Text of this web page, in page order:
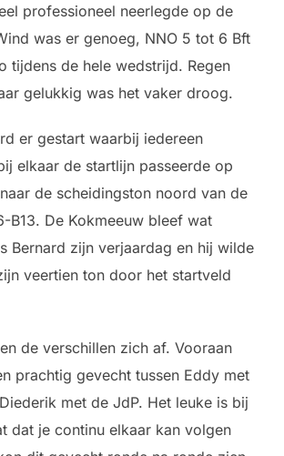
professioneel neerlegde op de
was er genoeg, NNO 5 tot 6 Bft
tijdens de hele wedstrijd. Regen
gelukkig was het vaker droog.
er gestart waarbij iedereen
elkaar de startlijn passeerde op
de scheidingston noord van de
B13. De Kokmeeuw bleef wat
Bernard zijn verjaardag en hij wilde
veertien ton door het startveld
de verschillen zich af. Vooraan
prachtig gevecht tussen Eddy met
met de JdP. Het leuke is bij
dat je continu elkaar kan volgen